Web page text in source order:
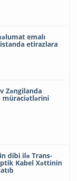
emalı
etirazlara
Zəngilanda
müraciətlərini
dibi ilə Trans-
Kabel Xəttinin